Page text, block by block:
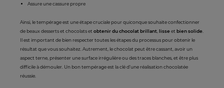
Assure une cassure propre
Ainsi, le tempérage est une étape cruciale pour quiconque souhaite confectionner
de beaux desserts et chocolats et obtenir du chocolat brillant, lisseet bien solide.
Il est important de bien respecter toutes les étapes du processus pour obtenir le
résultat que vous souhaitez. Autrement, le chocolat peut être cassant, avoir un
aspect terne, présenter une surface irrégulière ou des traces blanches, et être plus
difficile à démouler. Un bon tempérage est la clé d’une réalisation chocolatée
réussie.